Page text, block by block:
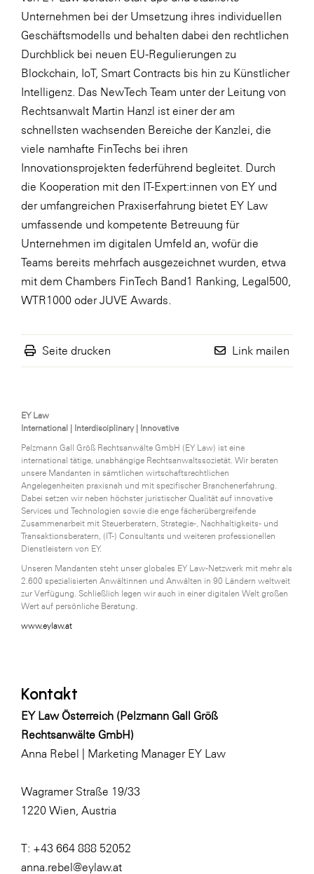
Unternehmen bei der Umsetzung ihres individuellen
Geschäftsmodells und behalten dabei den rechtlichen
Durchblick bei neuen EU-Regulierungen zu
Blockchain, IoT, Smart Contracts bis hin zu Künstlicher
Intelligenz. Das NewTech Team unter der Leitung von
Rechtsanwalt Martin Hanzl ist einer der am
schnellsten wachsenden Bereiche der Kanzlei, die
viele namhafte FinTechs bei ihren
Innovationsprojekten federführend begleitet. Durch
die Kooperation mit den IT-Expert:innen von EY und
der umfangreichen Praxiserfahrung bietet EY Law
umfassende und kompetente Betreuung für
Unternehmen im digitalen Umfeld an, wofür die
Teams bereits mehrfach ausgezeichnet wurden, etwa
mit dem Chambers FinTech Band1 Ranking, Legal500,
WTR1000 oder JUVE Awards.
Seite drucken Link mailen
EY Law
International | Interdisciplinary | Innovative
Pelzmann Gall Größ Rechtsanwälte GmbH (EY Law) ist eine
international tätige, unabhängige Rechtsanwaltssozietät. Wir beraten
unsere Mandanten in sämtlichen wirtschaftsrechtlichen
Angelegenheiten praxisnah und mit spezifischer Branchenerfahrung.
Dabei setzen wir neben höchster juristischer Qualität auf innovative
Services und Technologien sowie die enge fächerübergreifende
Zusammenarbeit mit Steuerberatern, Strategie-, Nachhaltigkeits- und
Transaktionsberatern, (IT-) Consultants und weiteren professionellen
Dienstleistern von EY.
Unseren Mandanten steht unser globales EY Law-Netzwerk mit mehr als
2.600 spezialisierten Anwältinnen und Anwälten in 90 Ländern weltweit
zur Verfügung. Schließlich legen wir auch in einer digitalen Welt großen
Wert auf persönliche Beratung.
www.eylaw.at
Kontakt
EY Law Österreich (Pelzmann Gall Größ
Rechtsanwälte GmbH)
Anna Rebel | Marketing Manager EY Law
Wagramer Straße 19/33
1220 Wien, Austria
T: +43 664 888 52052
anna.rebel@eylaw.at